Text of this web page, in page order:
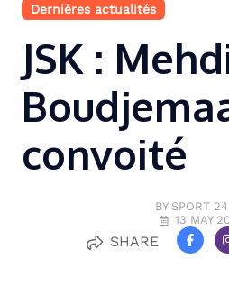
Dernières actualités
JSK :
convoité
BY SPORT 24
13 MAY
SHARE